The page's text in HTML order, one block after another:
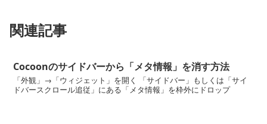
関連記事
Cocoonのサイドバーから「メタ情報」を消す方法
「外観」→「ウィジェット」を開く 「サイドバー」もしくは「サイ
ドバースクロール追従」にある「メタ情報」を枠外にドロップ